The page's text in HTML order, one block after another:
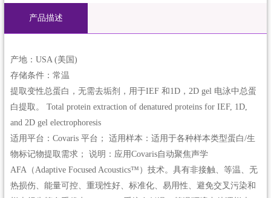
产品描述
产地：USA (美国)
存储条件：常温
提取变性总蛋白，无需去垢剂，用于IEF 和1D，2D gel 电泳中总蛋
白提取。 Total protein extraction of denatured proteins for IEF, 1D,
and 2D gel electrophoresis
适用平台：Covaris 平台； 适用样本：适用于各种样本类型蛋白/生
物标记物提取需求； 说明：应用Covaris自动聚焦声学
AFA（Adaptive Focused Acoustics™）技术。具有非接触、等温、无
热损伤、能量可控、重现性好、标准化、易用性、避免交叉污染和